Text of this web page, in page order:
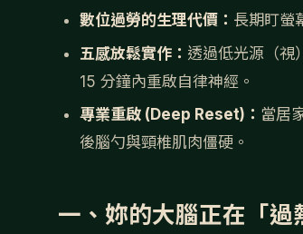
數位過勞的生理代價： 長期盯螢
五感放鬆實作： 透過低光源（視
15 分鐘內重啟自律神經。
專業重啟 (Deep Reset)： 當居
後腦勺與頸椎肌肉僵硬。
一、妳的大腦正在「過